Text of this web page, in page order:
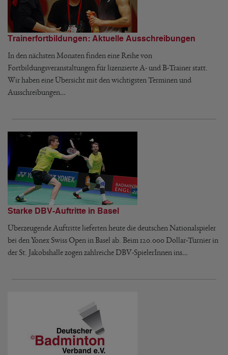
Trainerfortbildungen: Aktuelle Ausschreibungen
In den nächsten Monaten finden eine Reihe von
Fortbildungsveranstaltungen für lizenzierte A- und B-Trainer statt.
Wir haben eine Übersicht mit den wichtigsten Terminen und
Ausschreibungen…
Starke DBV-Auftritte in Basel
Überzeugende Auftritte lieferten heute die deutschen Nationalspieler
bei den Yonex Swiss Open in Basel ab. Beim 120.000 Dollar-Turnier in
der St. Jakobshalle zogen zahlreiche DBV-SpielerInnen ins…